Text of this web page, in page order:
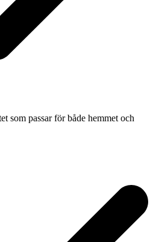
som passar för både hemmet och